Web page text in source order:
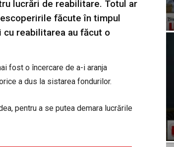
lucrări de reabilitare. Totul ar
făcute în timpul
reabilitarea au făcut o
fost o încercare de a-i aranja
a dus la sistarea fondurilor.
pentru a se putea demara lucrările